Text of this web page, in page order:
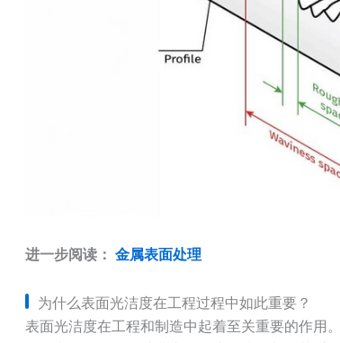
进一步阅读： 金属表面处理
为什么表面光洁度在工程过程中如此重要？
表面光洁度在工程和制造中起着至关重要的作用